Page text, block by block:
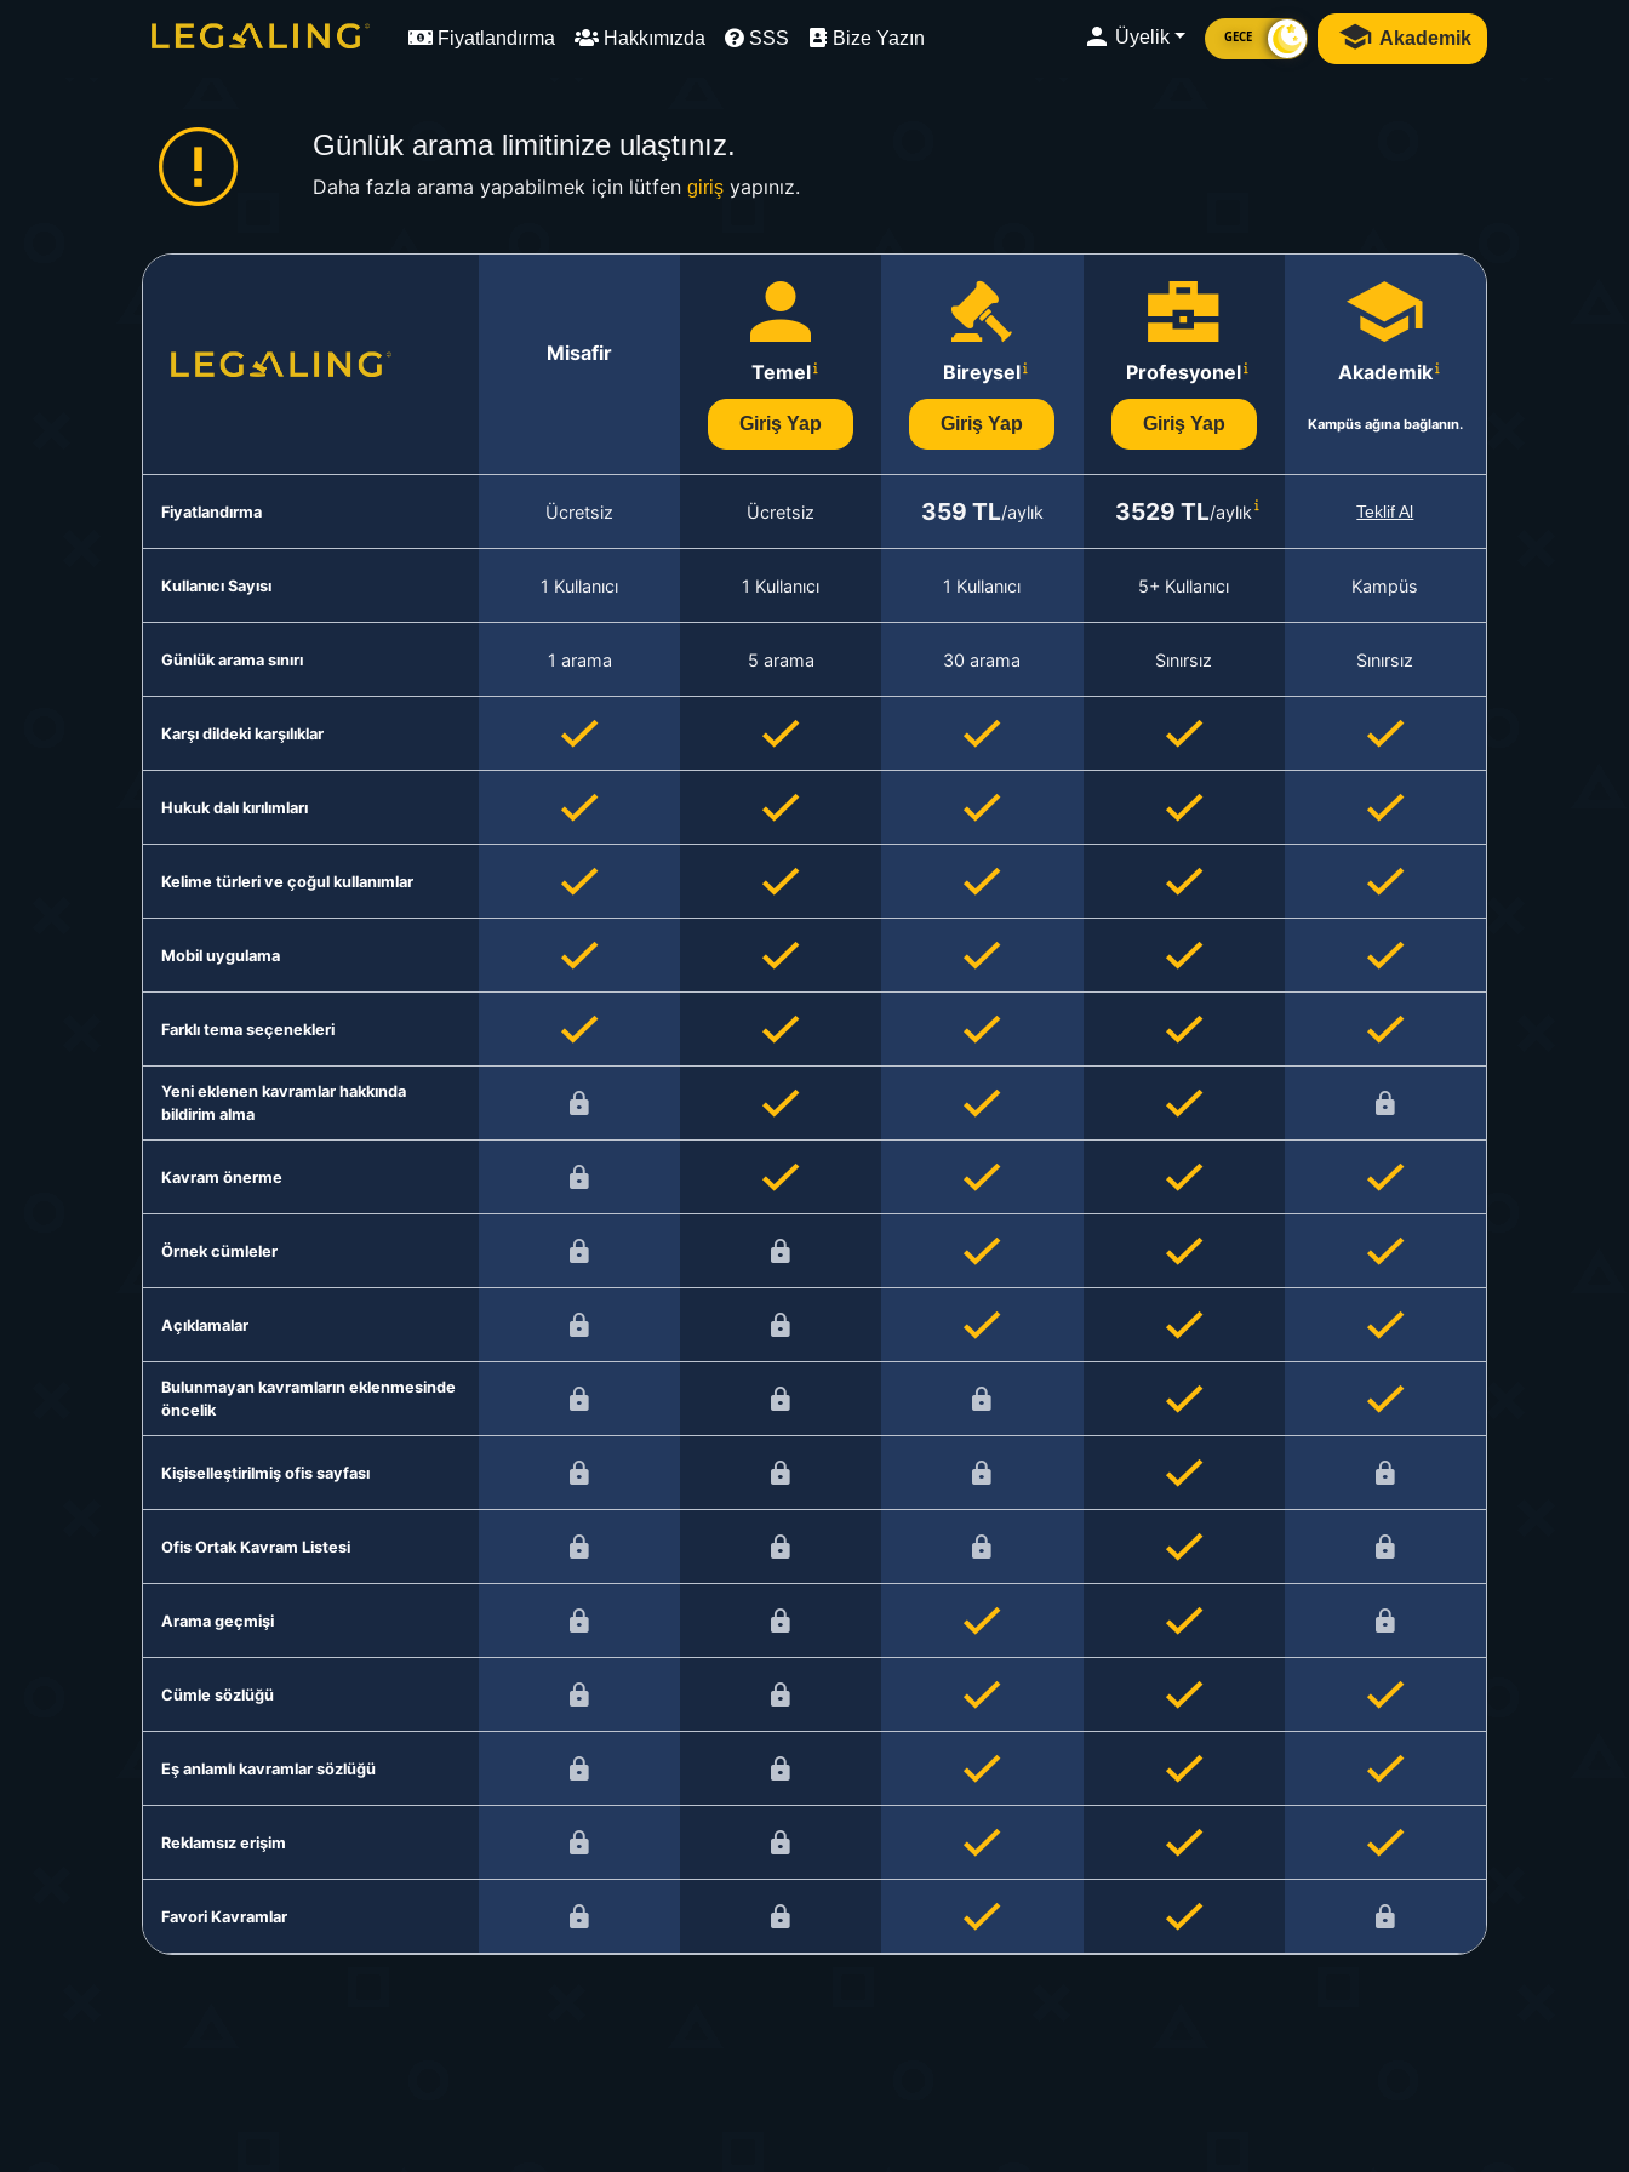
Fiyatlandırma Hakkımızda SSS Bize Yazın Üyelik GECE Akademik
Günlük arama limitinize ulaştınız.
Daha fazla arama yapabilmek için lütfen girişyapınız.
Misafir
Temel
Giriş Yap
Bireysel
Giriş Yap
Profesyonel
Giriş Yap
Akademik
Kampüs ağına bağlanın.
Fiyatlandırma Ücretsiz Ücretsiz 359 TL/aylık 3529 TL/aylık Teklif Al
Kullanıcı Sayısı 1 Kullanıcı 1 Kullanıcı 1 Kullanıcı 5+ Kullanıcı Kampüs
Günlük arama sınırı 1 arama 5 arama 30 arama Sınırsız Sınırsız
Karşı dildeki karşılıklar
Hukuk dalı kırılımları
Kelime türleri ve çoğul kullanımlar
Mobil uygulama
Farklı tema seçenekleri
Yeni eklenen kavramlar hakkında
bildirim alma
Kavram önerme
Örnek cümleler
Açıklamalar
Bulunmayan kavramların eklenmesinde
öncelik
Kişiselleştirilmiş ofis sayfası
Ofis Ortak Kavram Listesi
Arama geçmişi
Cümle sözlüğü
Eş anlamlı kavramlar sözlüğü
Reklamsız erişim
Favori Kavramlar